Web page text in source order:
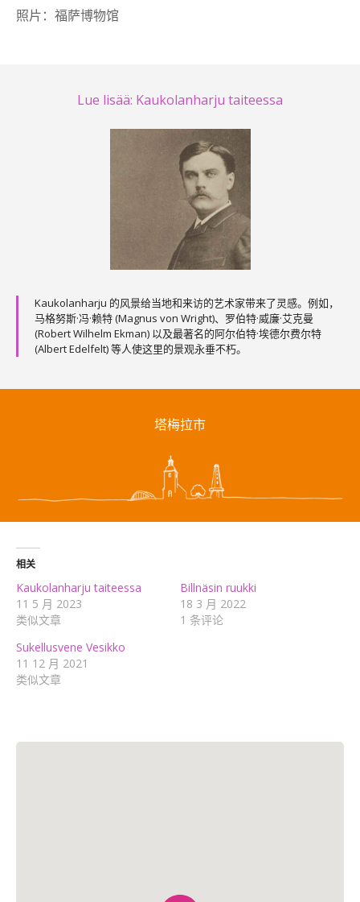
照片：福萨博物馆
Lue lisää: Kaukolanharju taiteessa
Kaukolanharju 的风景给当地和来访的艺术家带来了灵感。例如，
马格努斯·冯·赖特 (Magnus von Wright)、罗伯特·威廉·艾克曼
(Robert Wilhelm Ekman) 以及最著名的阿尔伯特·埃德尔费尔特
(Albert Edelfelt) 等人使这里的景观永垂不朽。
塔梅拉市
相关
Kaukolanharju taiteessa
11 5 月 2023
类似文章
Billnäsin ruukki
18 3 月 2022
1 条评论
Sukellusvene Vesikko
11 12 月 2021
类似文章